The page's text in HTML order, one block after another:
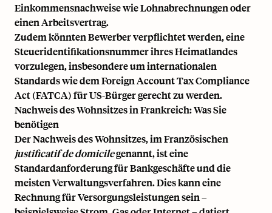
Einkommensnachweise wieLohnabrechnungenoder
einen Arbeitsvertrag.
Zudem könnten Bewerber verpflichtet werden, eine
Steueridentifikationsnummerihres Heimatlandes
vorzulegen, insbesondere um internationalen
Standards wie dem Foreign Account Tax Compliance
Act (FATCA) für US-Bürger gerecht zu werden.
Nachweis des Wohnsitzes in Frankreich: Was Sie
benötigen
Der Nachweis des Wohnsitzes, im Französischen
justificatif de domicilegenannt, ist eine
Standardanforderung für Bankgeschäfte und die
meisten Verwaltungsverfahren. Dies kann eine
Rechnung für Versorgungsleistungen sein –